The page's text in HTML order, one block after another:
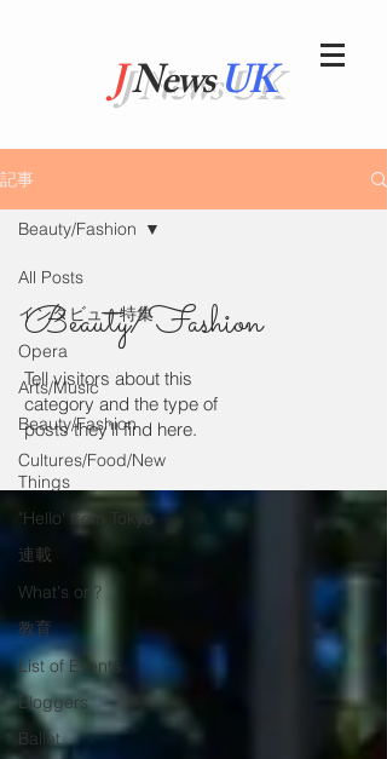
JNewsUK
記事
All Posts
インタビュー特集
Opera
Arts/Music
Beauty/Fashion
Cultures/Food/New
Things
"Hello' from Tokyo
連載
What's on?
教育
List of Events
Bloggers
Ballet
Beauty/Fashion
Beauty/Fashion
Tell visitors about this
category and the type of
posts they’ll find here.